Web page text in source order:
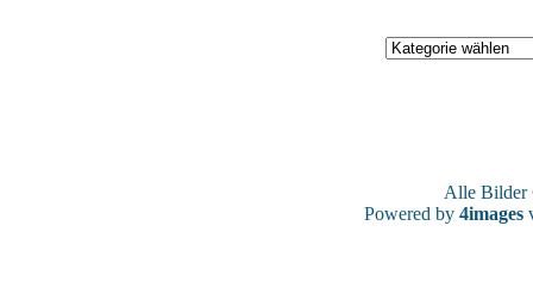
Alle
Powered by 4images